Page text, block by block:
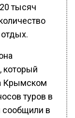
тысяч
отдых.
который
Крымском
туров в
сообщили в